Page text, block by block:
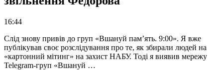
16:44
Слід знову привів до груп «Вшануй пам’ять. 9:00». Я вже
публікував своє розслідування про те, як збирали людей на
«картонний мітинг» на захист НАБУ. Тоді я виявив мережу
Telegram-груп «Вшануй …